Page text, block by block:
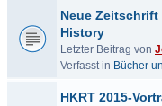
Neue Zeitschrift
History
Letzter Beitrag von
Verfasst in Bücher
HKRT 2015-